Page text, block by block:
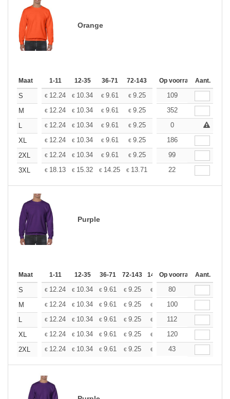
Orange
Maat 1-11 12-35 36-71 72-143 144-287 288 + Meer
Op voorraadAant.
S € 12.24 € 10.34 € 9.61 € 9.25 8.74
109
M
€ 12.24 € 10.34 € 9.61 € 9.25 8.74
352
L
€ 12.24 € 10.34 € 9.61 € 9.25 8.74
0
XL
€ 12.24 € 10.34 € 9.61 € 9.25 8.74
186
2XL
€ 12.24 € 10.34 € 9.61 € 9.25 8.74
99
3XL
€ 18.13 € 15.32 € 14.25 € 13.71 12.95
22
Purple
Maat 1-11 12-35 36-71 72-143 144-287 288 + Meer
Op voorraadAant.
S € 12.24 € 10.34 € 9.61 € 9.25 €
80
M
€ 12.24 € 10.34 € 9.61 € 9.25 € 8.74 €
100
L
€ 12.24 € 10.34 € 9.61 € 9.25 € 8.74 €
112
XL
€ 12.24 € 10.34 € 9.61 € 9.25 € 8.74 €
120
2XL
€ 12.24 € 10.34 € 9.61 € 9.25 € 43